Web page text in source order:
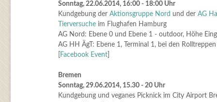
Sonntag, 22.06.2014, 16:00 - 18:00 Uhr
Kundgebung der Aktionsgruppe Nord und der AG
Tierversucheim Flughafen Hamburg
AG Nord: Ebene 0 und Ebene 1 - outdoor, Höhe
AG HH ÄgT: Ebene 1, Terminal 1, bei den Rolltreppen
Facebook Event]
Bremen
Sonntag, 29.06.2014, 15.30 - 20 Uhr
Kundgebung und veganes Picknick im City Airport